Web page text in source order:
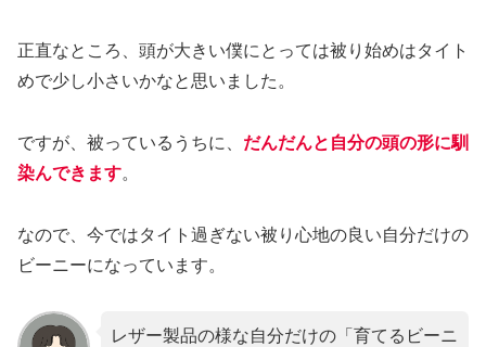
正直なところ、頭が大きい僕にとっては被り始めはタイト
めで少し小さいかなと思いました。
ですが、被っているうちに、 だんだんと自分の頭の形に馴
染んできます。
なので、今ではタイト過ぎない被り心地の良い自分だけの
ビーニーになっています。
レザー製品の様な自分だけの「育てるビーニ